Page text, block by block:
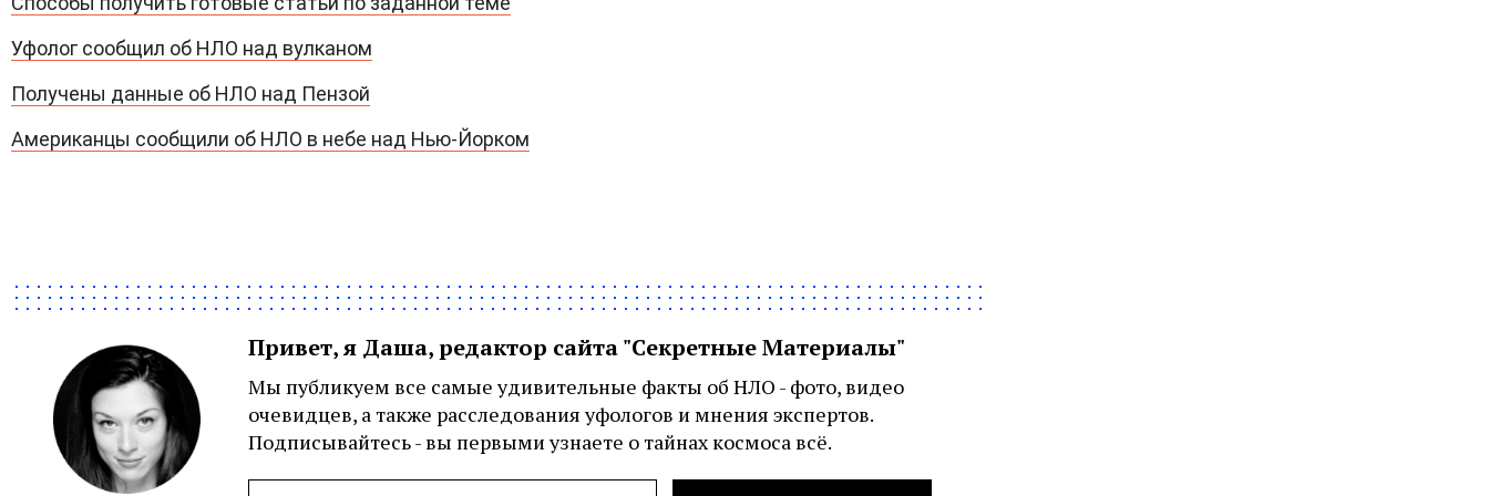
Уфолог сообщил об НЛО над вулканом
Получены данные об НЛО над Пензой
Американцы сообщили об НЛО в небе над Нью-Йорком
Привет, я Даша, редактор сайта "Секретные Материалы"
Мы публикуем все самые удивительные факты об НЛО - фото, видео
очевидцев, а также расследования уфологов и мнения экспертов.
Подписывайтесь - вы первыми узнаете о тайнах космоса всё.